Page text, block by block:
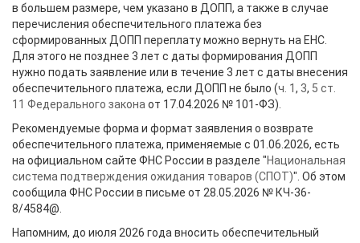
в большем размере, чем указано в ДОПП, а также в случае
перечисления обеспечительного платежа без
сформированных ДОПП переплату можно вернуть на ЕНС.
Для этого не позднее 3 лет с даты формирования ДОПП
нужно подать заявление или в течение 3 лет с даты внесения
обеспечительного платежа, если ДОПП не было (ч. 1, 3, 5 ст.
11 Федерального закона от 17.04.2026 № 101-ФЗ).
Рекомендуемые форма и формат заявления о возврате
обеспечительного платежа, применяемые с 01.06.2026, есть
на официальном сайте ФНС России в разделе "Национальная
система подтверждения ожидания товаров (СПОТ)". Об этом
сообщила ФНС России в письме от 28.05.2026 № КЧ-36-
8/4584@.
Напомним, до июля 2026 года вносить обеспечительный